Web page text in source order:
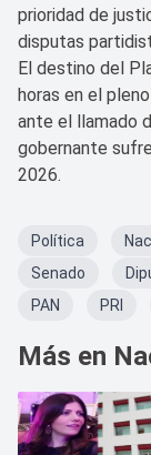
prioridad de
disputas
El destino del
horas en el
ante el llamado
gobernante
2026.
Política
Senado
PAN
PRI
Más en